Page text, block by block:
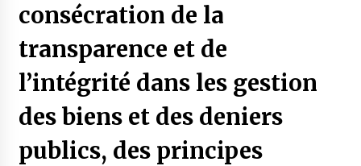
consécration de la
transparence et de
l’intégrité dans les gestion
des biens et des deniers
publics, des principes